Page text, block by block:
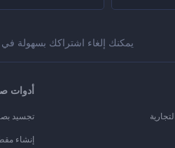
يمكنك إلغاء اشتراكك بسهولة
أدوات
تجسيد
إنشاء